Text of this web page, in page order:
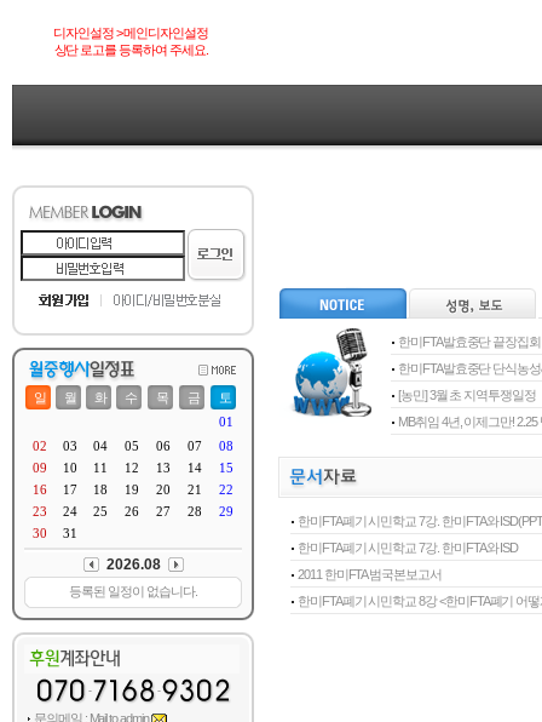
디자인설정 > 메인디자인설정
상단 로고를 등록하여 주세요.
문의메일 : Mail to admin
한미FTA발효중단 끝장집회
한미FTA발효중단 단식농
[농민] 3월 초 지역투쟁일정
MB취임 4년, 이제그만!
한미FTA폐기 시민학교 7강. 한미FTA와
한미FTA폐기 시민학교 7강. 한미FTA와 ISD
2011 한미FTA 범국본보고서
한미FTA폐기 시민학교 8강 <한미FTA폐기 어